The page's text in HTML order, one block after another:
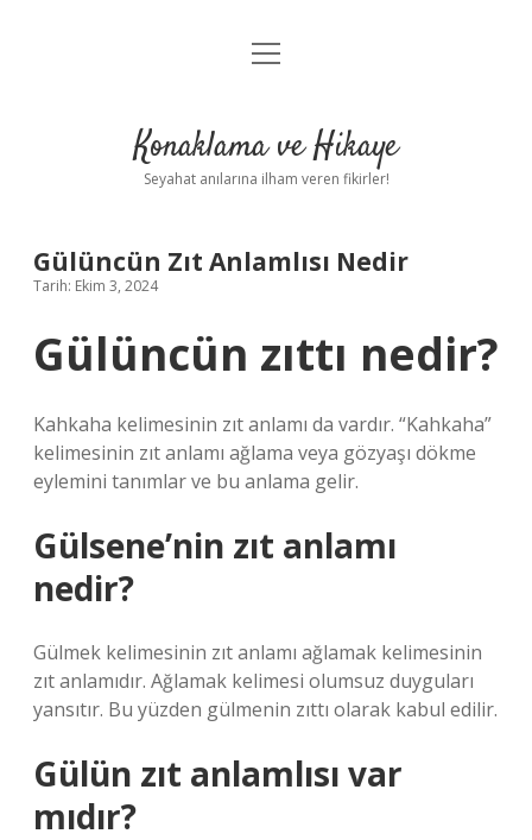
Anasayfa
Yasal Uyarı
menüyü
Konaklama ve Hikaye
Seyahat anılarına ilham veren fikirler!
Gülüncün Zıt Anlamlısı Nedir
Tarih: Ekim 3, 2024
Gülüncün zıttı nedir?
Kahkaha kelimesinin zıt anlamı da vardır. “Kahkaha”
kelimesinin zıt anlamı ağlama veya gözyaşı dökme
eylemini tanımlar ve bu anlama gelir.
Gülsene’nin zıt anlamı
nedir?
Gülmek kelimesinin zıt anlamı ağlamak kelimesinin
zıt anlamıdır. Ağlamak kelimesi olumsuz duyguları
yansıtır. Bu yüzden gülmenin zıttı olarak kabul edilir.
Gülün zıt anlamlısı var
mıdır?